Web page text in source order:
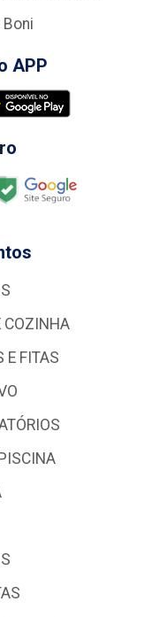
APP
COZINHA
E FITAS